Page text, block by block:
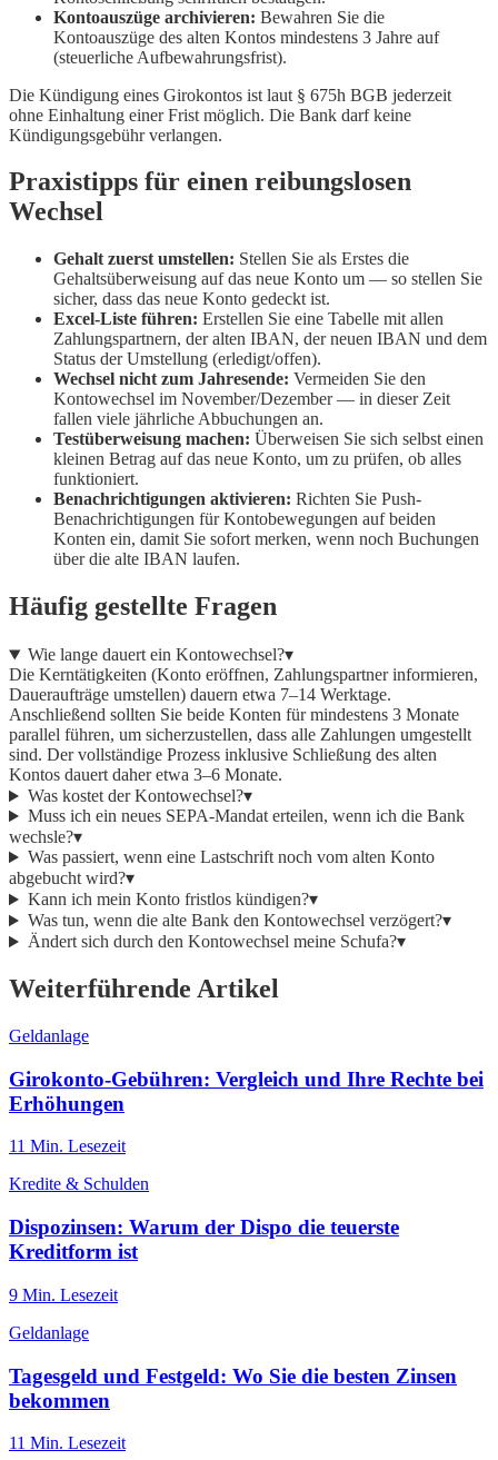
Kontoauszüge archivieren: Bewahren Sie die
Kontoauszüge des alten Kontos mindestens 3 Jahre auf
(steuerliche Aufbewahrungsfrist).
Die Kündigung eines Girokontos ist laut § 675h BGB jederzeit
ohne Einhaltung einer Frist möglich. Die Bank darf keine
Kündigungsgebühr verlangen.
Praxistipps für einen reibungslosen
Wechsel
Gehalt zuerst umstellen: Stellen Sie als Erstes die
Gehaltsüberweisung auf das neue Konto um — so stellen Sie
sicher, dass das neue Konto gedeckt ist.
Excel-Liste führen: Erstellen Sie eine Tabelle mit allen
Zahlungspartnern, der alten IBAN, der neuen IBAN und dem
Status der Umstellung (erledigt/offen).
Wechsel nicht zum Jahresende: Vermeiden Sie den
Kontowechsel im November/Dezember — in dieser Zeit
fallen viele jährliche Abbuchungen an.
Testüberweisung machen: Überweisen Sie sich selbst einen
kleinen Betrag auf das neue Konto, um zu prüfen, ob alles
funktioniert.
Benachrichtigungen aktivieren: Richten Sie Push-
Benachrichtigungen für Kontobewegungen auf beiden
Konten ein, damit Sie sofort merken, wenn noch Buchungen
über die alte IBAN laufen.
Häufig gestellte Fragen
Wie lange dauert ein Kontowechsel?▾
Die Kerntätigkeiten (Konto eröffnen, Zahlungspartner informieren,
Daueraufträge umstellen) dauern etwa 7–14 Werktage.
Anschließend sollten Sie beide Konten für mindestens 3 Monate
parallel führen, um sicherzustellen, dass alle Zahlungen umgestellt
sind. Der vollständige Prozess inklusive Schließung des alten
Kontos dauert daher etwa 3–6 Monate.
Was kostet der Kontowechsel?▾
Muss ich ein neues SEPA-Mandat erteilen, wenn ich die Bank
wechsle?▾
Was passiert, wenn eine Lastschrift noch vom alten Konto
abgebucht wird?▾
Kann ich mein Konto fristlos kündigen?▾
Was tun, wenn die alte Bank den Kontowechsel verzögert?▾
Ändert sich durch den Kontowechsel meine Schufa?▾
Weiterführende Artikel
Geldanlage
Girokonto-Gebühren: Vergleich und Ihre Rechte bei
Erhöhungen
11 Min. Lesezeit
Kredite & Schulden
Dispozinsen: Warum der Dispo die teuerste
Kreditform ist
9 Min. Lesezeit
Geldanlage
Tagesgeld und Festgeld: Wo Sie die besten Zinsen
bekommen
11 Min. Lesezeit